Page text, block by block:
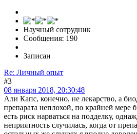
Научный сотрудник
Сообщения: 190
Записан
Re: Личный опыт
#3
08 января 2018, 20:30:48
Али Капс, конечно, не лекарство, а
препарата неплохой, по крайней мере
есть риск нарваться на подделку,
неприятность случилась, когда от